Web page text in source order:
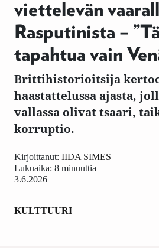
viettelevän
Rasputinista –
tapahtua vain
Brittihistorioitsija
haastattelussa ajasta,
vallassa olivat tsaari,
korruptio.
3.6.2026
Kirjoittanut: IIDA SIMES
Lukuaika: 8 minuuttia
KULTTUURI